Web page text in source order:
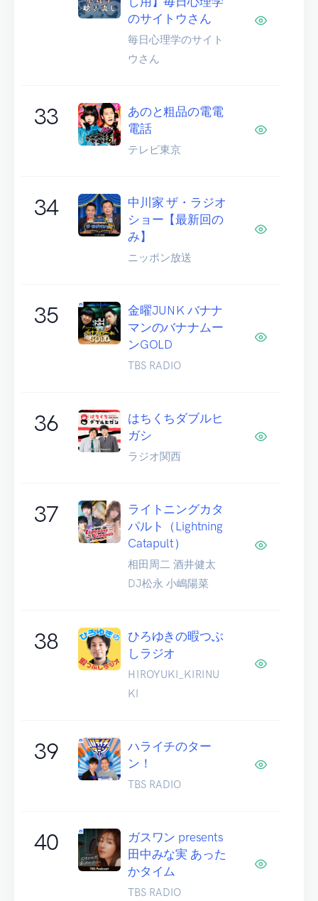
のサイトウさん
毎日心理学のサイト
ウさん
33
あのと粗品の電電
電話
テレビ東京
34
中川家 ザ・ラジオ
ショー【最新回の
み】
ニッポン放送
35
金曜JUNK バナナ
マンのバナナムー
ンGOLD
TBS RADIO
36
はちくちダブルヒ
ガシ
ラジオ関西
37
ライトニングカタ
パルト（Lightning
Catapult）
相田周二 酒井健太
DJ松永 小嶋陽菜
38
ひろゆきの暇つぶ
しラジオ
HIROYUKI_KIRINU
KI
39
ハライチのター
ン！
TBS RADIO
40
ガスワン presents
田中みな実 あった
かタイム
TBS RADIO